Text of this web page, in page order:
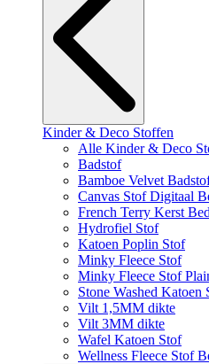
Kinder & Deco Stoffen
Alle Kinder & Deco
Badstof
Bamboe Velvet
Canvas Stof Digitaal
French Terry Kerst
Hydrofiel Stof
Katoen Poplin Stof
Minky Fleece Stof
Minky Fleece Stof
Stone Washed Katoen
Vilt 1,5MM dikte
Vilt 3MM dikte
Wafel Katoen Stof
Wellness Fleece Stof